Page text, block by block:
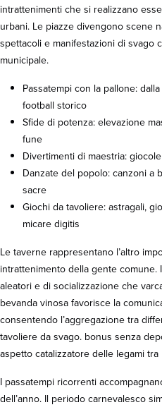
intrattenimenti che si realizzano
urbani. Le piazze divengono scene
spettacoli e manifestazioni di svago
municipale.
Passatempi con la pallone:
football storico
Sfide di potenza: elevazione
fune
Divertimenti di maestria:
Danzate del popolo: canzoni a
sacre
Giochi da tavoliere: astragali,
micare digitis
Le taverne rappresentano l’altro
intrattenimento della gente
aleatori e di socializzazione che
bevanda vinosa favorisce la
consentendo l’aggregazione tra
tavoliere da svago. bonus senza
aspetto catalizzatore delle legami
I passatempi ricorrenti
dell’anno. Il periodo carnevalesco